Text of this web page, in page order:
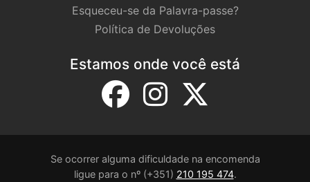
Esqueceu-se da Palavra-passe?
Política de Devoluções
Estamos onde você está
Se ocorrer alguma dificuldade na encomenda
ligue para o nº (+351) 210 195 474.